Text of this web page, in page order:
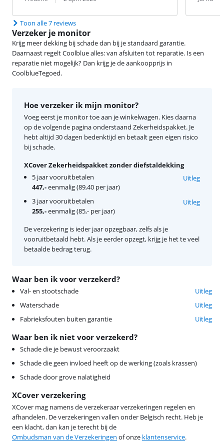
Toon alle 7 reviews
Verzeker je monitor
Krijg meer dekking bij schade dan bij je standaard garantie.
Daarnaast regelt Coolblue alles: van afsluiten tot reparatie. Is een
reparatie niet mogelijk? Dan krijg je de aankoopprijs in
CoolblueTegoed.
Waar ben ik voor verzekerd?
Val- en stootschade
Uitleg
Waterschade
Uitleg
Fabrieksfouten buiten garantie
Uitleg
Waar ben ik niet voor verzekerd?
Schade die je bewust veroorzaakt
Schade die geen invloed heeft op de werking (zoals krassen)
Schade door grove nalatigheid
XCover verzekering
XCover mag namens de verzekeraar verzekeringen regelen en
afhandelen. De verzekeringen vallen onder Belgisch recht. Heb je
een klacht, dan kan je terecht bij de
Ombudsman van de Verzekeringen of onze klantenservice.
Hoe verzeker ik mijn monitor?
Voeg eerst je monitor toe aan je winkelwagen. Kies daarna
op de volgende pagina onderstaand Zekerheidspakket. Je
hebt altijd 30 dagen bedenktijd en betaalt geen eigen risico
bij schade.
XCover Zekerheidspakket zonder diefstaldekking
5 jaar vooruitbetalen
447,-eenmalig (89,40 per jaar)
Uitleg
3 jaar vooruitbetalen
255,-eenmalig (85,- per jaar)
Uitleg
De verzekering is ieder jaar opzegbaar, zelfs als je
vooruitbetaald hebt. Als je eerder opzegt, krijg je het te veel
betaalde bedrag terug.